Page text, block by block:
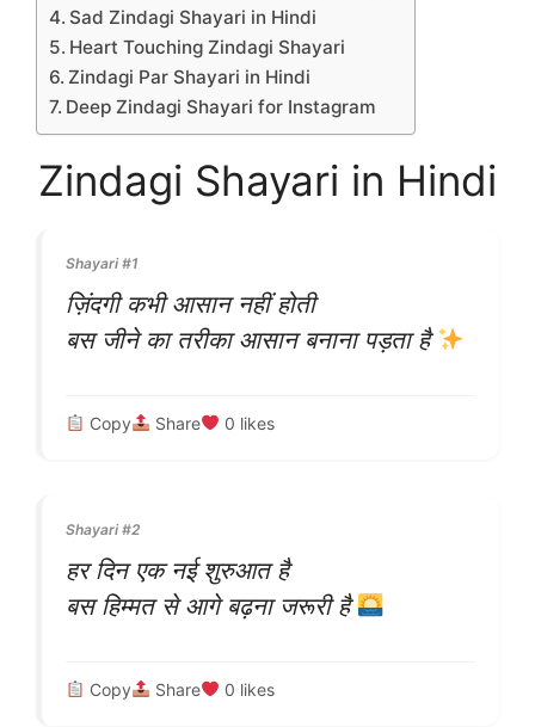
Sad Zindagi Shayari in Hindi
Heart Touching Zindagi Shayari
Zindagi Par Shayari in Hindi
Deep Zindagi Shayari for Instagram
Zindagi Shayari in Hindi
Shayari #1
ज़िंदगी कभी आसान नहीं होती
बस जीने का तरीका आसान बनाना पड़ता है
Copy Share 0 likes
Shayari #2
हर दिन एक नई शुरुआत है
बस हिम्मत से आगे बढ़ना जरूरी है
Copy Share 0 likes